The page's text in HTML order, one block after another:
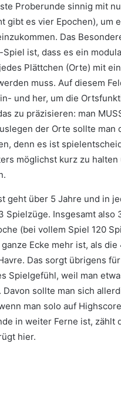
Proberunde sinnig mit
gibt es vier Epochen), um
Das
ist, dass es ein
Plättchen (Orte) mit
muss. Auf diesem
und her, um die
zu präzisieren: man
der Orte sollte man
denn es ist
möglichst kurz zu halten
geht über 5 Jahre und in
Spielzüge. Insgesamt also
(bei vollem Spiel 120
ganze Ecke mehr ist, als die
Das sorgt übrigens
Spielgefühl, weil man
sollte man sich
man solo auf
in weiter Ferne ist, zählt
hier.